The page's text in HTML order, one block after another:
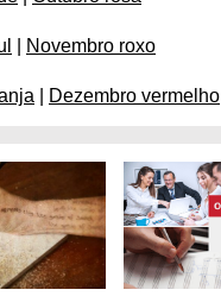
Novembro roxo
Dezembro vermelho